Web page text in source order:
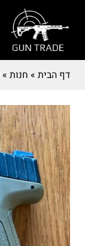
דף הבית » חנות »